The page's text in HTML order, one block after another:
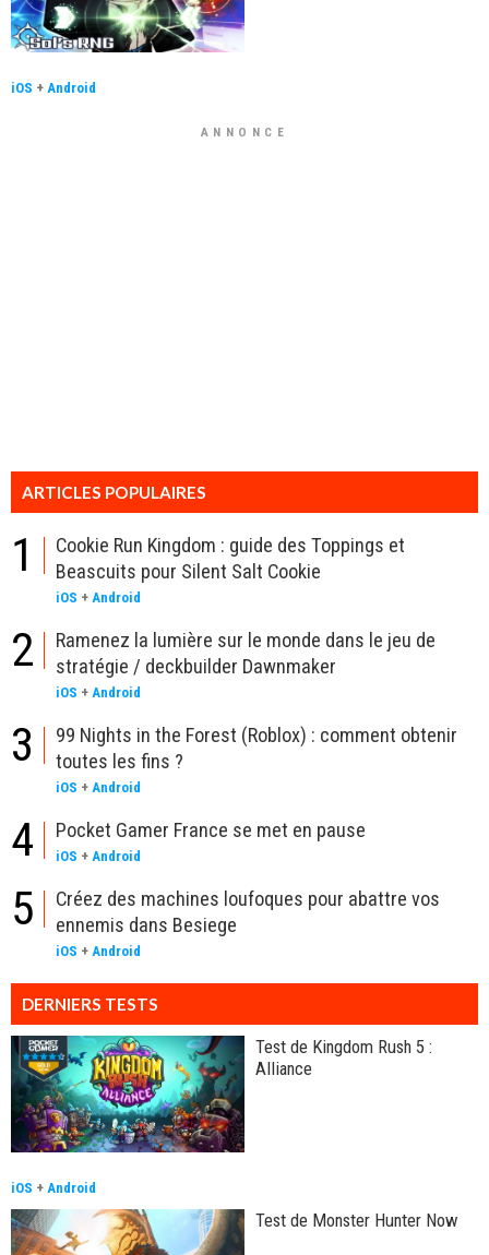
iOS + Android
ANNONCE
ARTICLES POPULAIRES
1
Cookie Run Kingdom : guide des Toppings et
Beascuits pour Silent Salt Cookie
iOS + Android
2
Ramenez la lumière sur le monde dans le jeu de
stratégie / deckbuilder Dawnmaker
iOS + Android
3
99 Nights in the Forest (Roblox) : comment obtenir
toutes les fins ?
iOS + Android
4 Pocket Gamer France se met en pause
iOS + Android
5
Créez des machines loufoques pour abattre vos
ennemis dans Besiege
iOS + Android
DERNIERS TESTS
Test de Kingdom Rush 5 :
Alliance
iOS + Android
Test de Monster Hunter Now